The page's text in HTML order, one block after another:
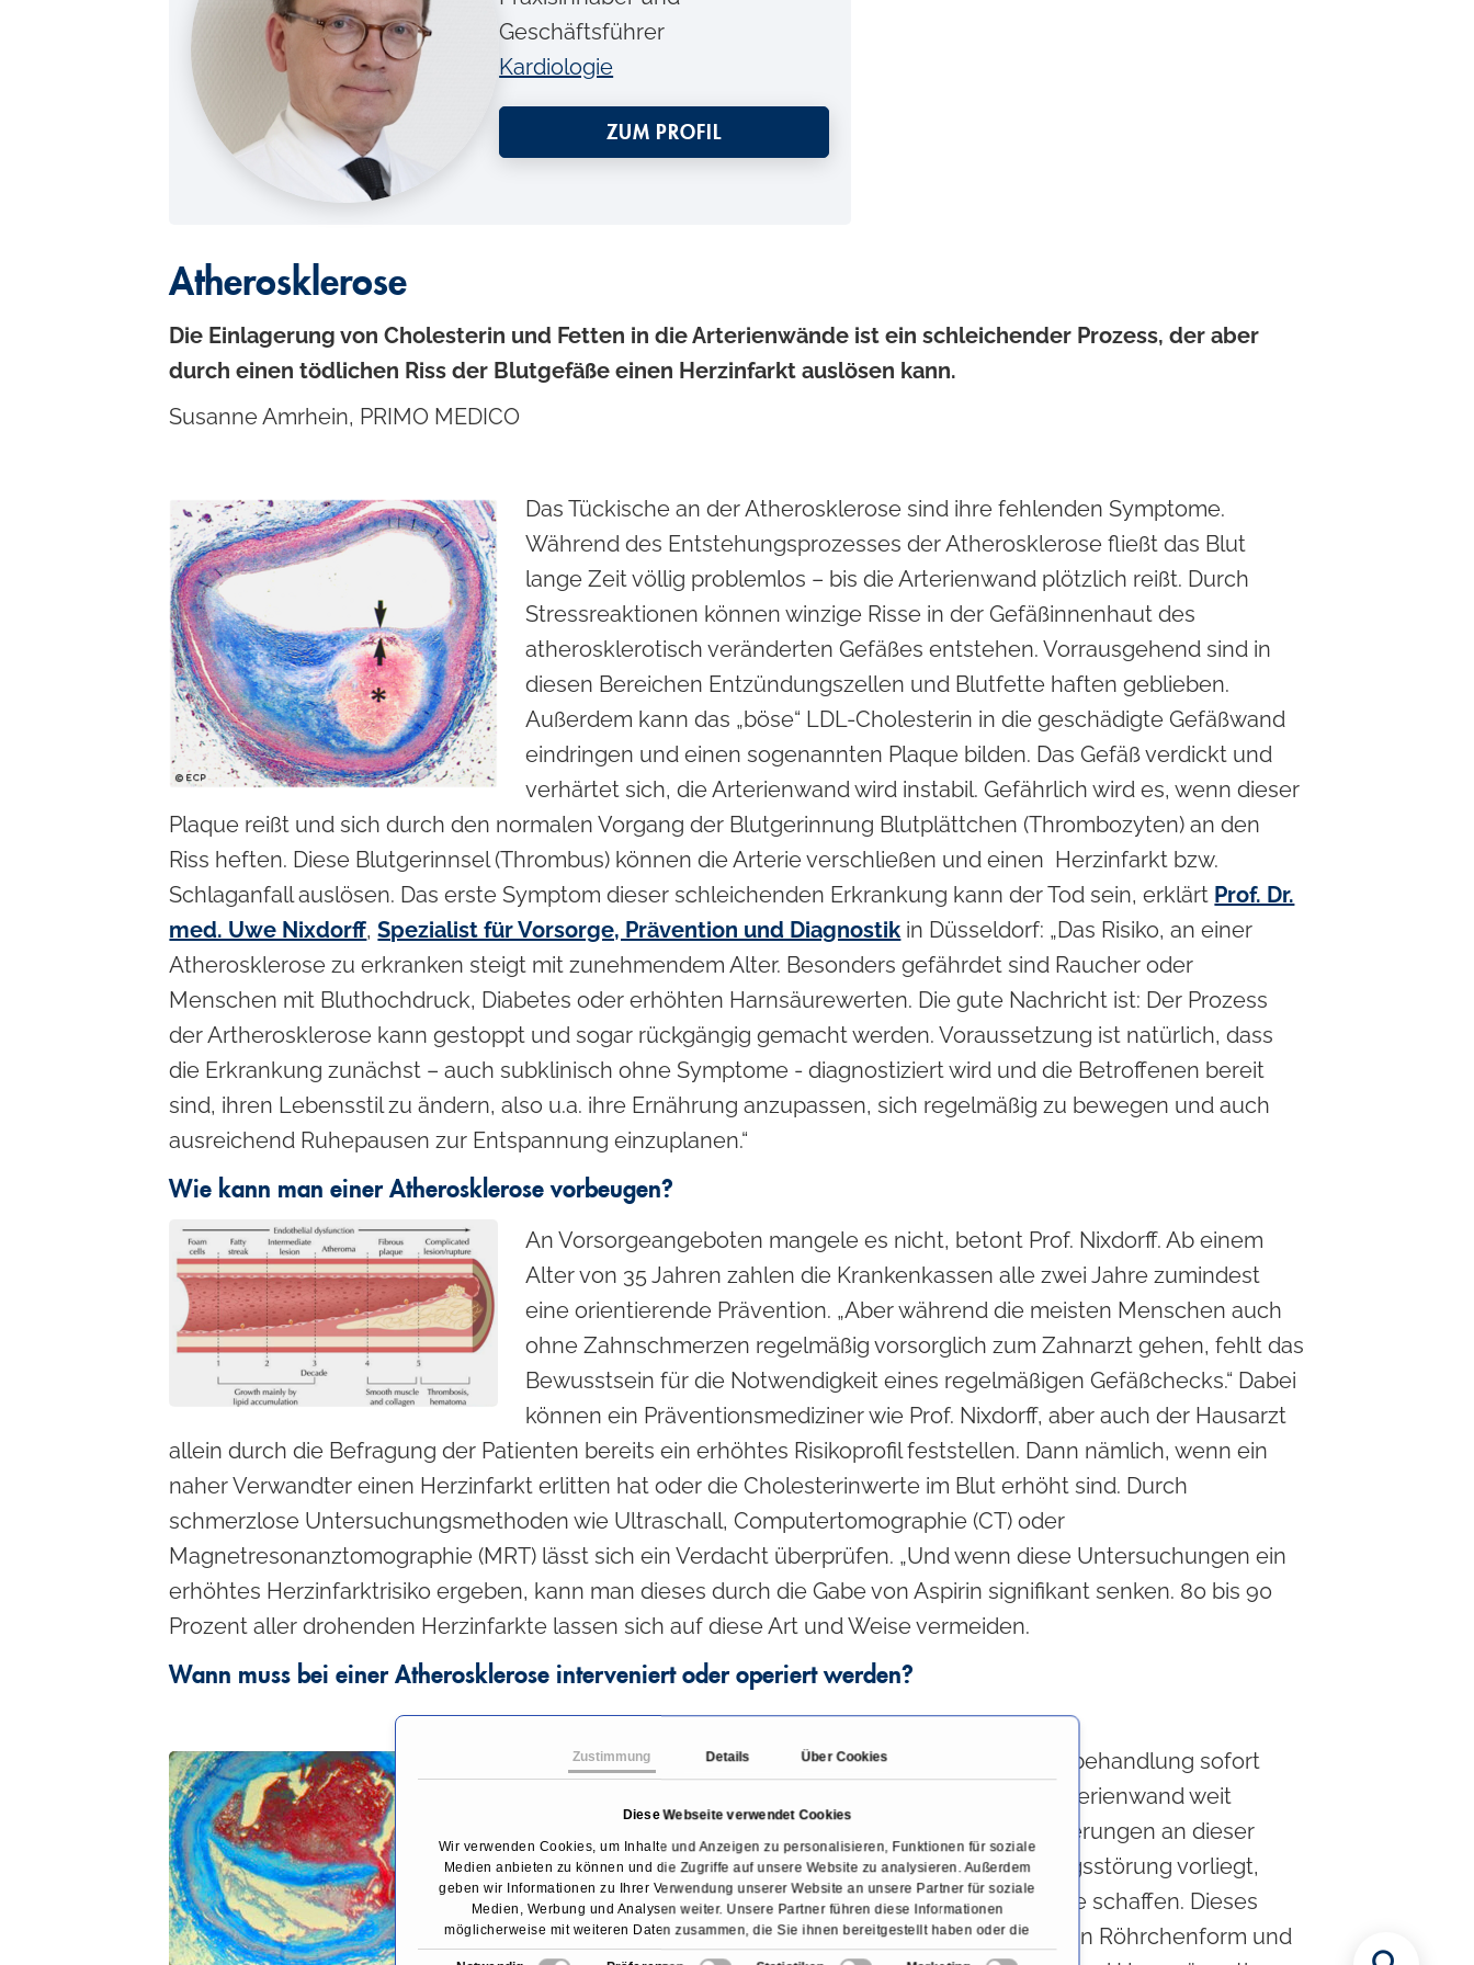
Zustimmung Details Über Cookies
Diese Webseite verwendet Cookies
Wir verwenden Cookies, um Inhalte und Anzeigen zu personalisieren, Funktionen für soziale
Medien anbieten zu können und die Zugriffe auf unsere Website zu analysieren. Außerdem
geben wir Informationen zu Ihrer Verwendung unserer Website an unsere Partner für soziale
Medien, Werbung und Analysen weiter. Unsere Partner führen diese Informationen
möglicherweise mit weiteren Daten zusammen, die Sie ihnen bereitgestellt haben oder die
sie im Rahmen Ihrer Nutzung der Dienste gesammelt haben.
Geschäftsführer
Kardiologie
ZUM PROFIL
Atherosklerose
Die Einlagerung von Cholesterin und Fetten in die Arterienwände ist ein schleichender Prozess, der aber
durch einen tödlichen Riss der Blutgefäße einen Herzinfarkt auslösen kann.
Susanne Amrhein, PRIMO MEDICO
Das Tückische an der Atherosklerose sind ihre fehlenden Symptome.
Während des Entstehungsprozesses der Atherosklerose fließt das Blut
lange Zeit völlig problemlos – bis die Arterienwand plötzlich reißt. Durch
Stressreaktionen können winzige Risse in der Gefäßinnenhaut des
atherosklerotisch veränderten Gefäßes entstehen. Vorrausgehend sind in
diesen Bereichen Entzündungszellen und Blutfette haften geblieben.
Außerdem kann das „böse“ LDL-Cholesterin in die geschädigte Gefäßwand
eindringen und einen sogenannten Plaque bilden. Das Gefäß verdickt und
verhärtet sich, die Arterienwand wird instabil. Gefährlich wird es, wenn dieser
Plaque reißt und sich durch den normalen Vorgang der Blutgerinnung Blutplättchen (Thrombozyten) an den
Riss heften. Diese Blutgerinnsel (Thrombus) können die Arterie verschließen und einen Herzinfarkt bzw.
Schlaganfall auslösen. Das erste Symptom dieser schleichenden Erkrankung kann der Tod sein, erklärt Prof. Dr.
med. Uwe Nixdorff,Spezialist für Vorsorge, Prävention und Diagnostik in Düsseldorf: „Das Risiko, an einer
Atherosklerose zu erkranken steigt mit zunehmendem Alter. Besonders gefährdet sind Raucher oder
Menschen mit Bluthochdruck, Diabetes oder erhöhten Harnsäurewerten. Die gute Nachricht ist: Der Prozess
der Artherosklerose kann gestoppt und sogar rückgängig gemacht werden. Voraussetzung ist natürlich, dass
die Erkrankung zunächst – auch subklinisch ohne Symptome - diagnostiziert wird und die Betroffenen bereit
sind, ihren Lebensstil zu ändern, also u.a. ihre Ernährung anzupassen, sich regelmäßig zu bewegen und auch
ausreichend Ruhepausen zur Entspannung einzuplanen.“
Wie kann man einer Atherosklerose vorbeugen?
An Vorsorgeangeboten mangele es nicht, betont Prof. Nixdorff. Ab einem
Alter von 35 Jahren zahlen die Krankenkassen alle zwei Jahre zumindest
eine orientierende Prävention. „Aber während die meisten Menschen auch
ohne Zahnschmerzen regelmäßig vorsorglich zum Zahnarzt gehen, fehlt das
Bewusstsein für die Notwendigkeit eines regelmäßigen Gefäßchecks.“ Dabei
können ein Präventionsmediziner wie Prof. Nixdorff, aber auch der Hausarzt
allein durch die Befragung der Patienten bereits ein erhöhtes Risikoprofil feststellen. Dann nämlich, wenn ein
naher Verwandter einen Herzinfarkt erlitten hat oder die Cholesterinwerte im Blut erhöht sind. Durch
schmerzlose Untersuchungsmethoden wie Ultraschall, Computertomographie (CT) oder
Magnetresonanztomographie (MRT) lässt sich ein Verdacht überprüfen. „Und wenn diese Untersuchungen ein
erhöhtes Herzinfarktrisiko ergeben, kann man dieses durch die Gabe von Aspirin signifikant senken. 80 bis 90
Prozent aller drohenden Herzinfarkte lassen sich auf diese Art und Weise vermeiden.
Wann muss bei einer Atherosklerose interveniert oder operiert werden?
Beim Riss einer Blutbahn muss im Rahmen der Notfallbehandlung sofort
interveniert werden. Sind die Veränderungen in der Arterienwand weit
fortgeschritten und hat sich die Blutbahn durch Ablagerungen an dieser
Stelle bereits stark verengt, so dass eine Durchblutungsstörung vorliegt,
kann das Einsetzen eines sogenannten „Stents“ Abhilfe schaffen. Dieses
medizinische Implantat besteht aus einem Spiraldraht in Röhrchenform und